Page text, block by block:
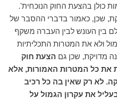
כולן בהצעת החוק הנוכחית'.
שכן, כאמור בדברי ההסבר של
בין העונש לבין העברה משקף
ולא את המטרות התכליתיות
מדויקת, שכן גם הצעת חוק
את כל המטרות האמורות, אלא
לא רק שאין בה כל רכיב
את עקרון הגמול על